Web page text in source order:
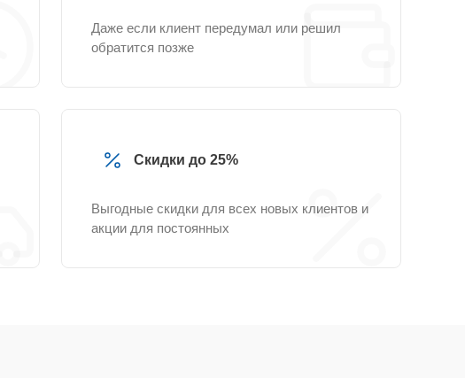
Даже если клиент передумал или решил
обратится позже
Скидки до 25%
Выгодные скидки для всех новых клиентов и
акции для постоянных